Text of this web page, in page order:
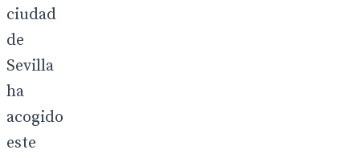
ciudad
de
Sevilla
ha
acogido
este